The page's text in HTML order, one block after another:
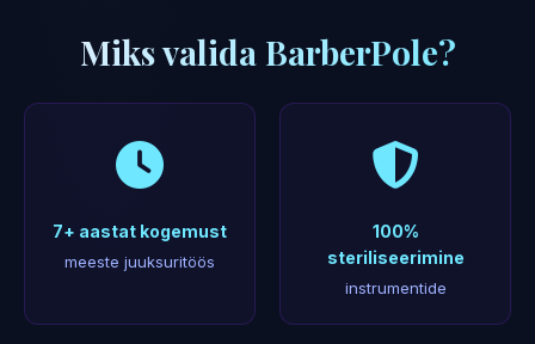
Miks valida BarberPole?
7+ aastat kogemust
meeste juuksuritöös
100%
steriliseerimine
instrumentide